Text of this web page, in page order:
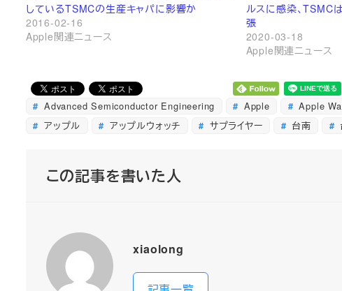
しているTSMCの生産キャパに影響か
2016-02-16
Apple関連ニュース
ルスに感染、TSMC
張
2020-03-18
Apple関連ニュース
Advanced Semiconductor Engineering Apple Apple
アップル
アップルウォッチ サプライヤー 台南
この記事を書いた人
xiaolong